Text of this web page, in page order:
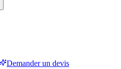
Demander un devis